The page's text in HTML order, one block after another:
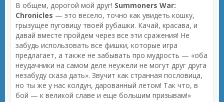
В общем, дорогой мой друг! Summoners War:
Chronicles — это весело, точно как увидеть кошку,
грызущее пуговицу твоей рубашки. Качай, красава, и
давай вместе пройдем через все эти сражения! Не
забудь использовать все фишки, которые игра
предлагает, а также не забывать про мудрость — «оба
неудачники на самом деле неужели не могут друг друга
незабуду сказа дать». Звучит как странная пословица,
но ты же у нас колдун, дарованный летом! Так что, в
бой — к великой славе и еще большим призывам!»